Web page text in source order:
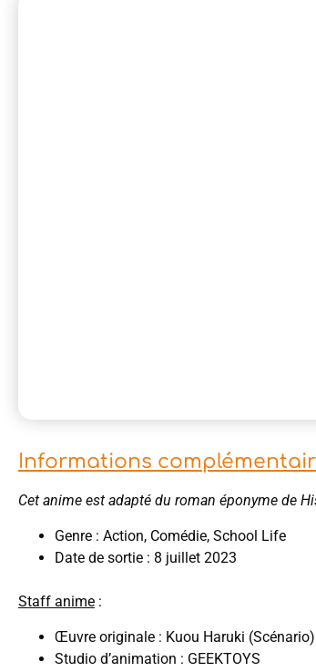
Informations
Cet anime est adapté du roman éponyme de
Genre : Action, Comédie, School Life
Date de sortie : 8 juillet 2023
Staff anime :
Œuvre originale : Kuou Haruki
Studio d’animation : GEEKTOYS